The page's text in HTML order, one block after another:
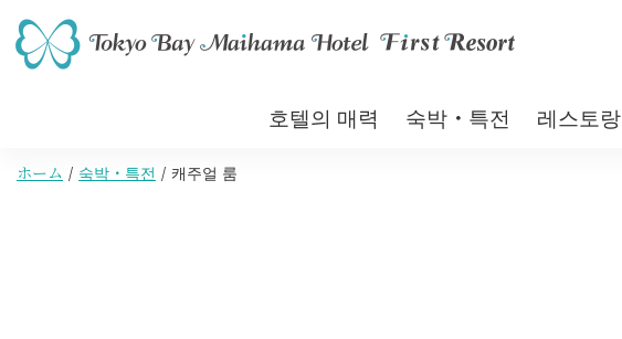
호텔의 매력 숙박・특전 레스토랑
ホーム 숙박・특전 캐주얼 룸